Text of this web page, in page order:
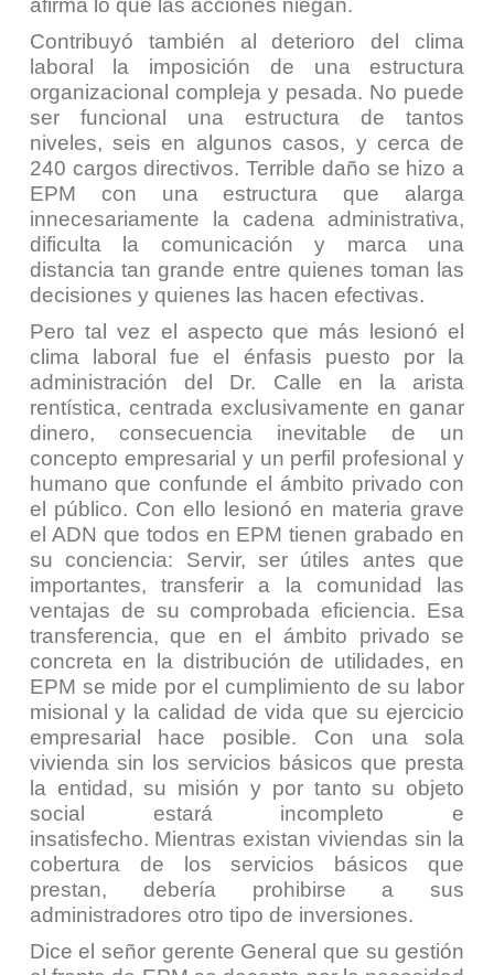
afirma lo que las acciones niegan.
Contribuyó también al deterioro del clima
laboral la imposición de una estructura
organizacional compleja y pesada. No puede
ser funcional una estructura de tantos
niveles, seis en algunos casos, y cerca de
240 cargos directivos. Terrible daño se hizo a
EPM con una estructura que alarga
innecesariamente la cadena administrativa,
dificulta la comunicación y marca una
distancia tan grande entre quienes toman las
decisiones y quienes las hacen efectivas.
Pero tal vez el aspecto que más lesionó el
clima laboral fue el énfasis puesto por la
administración del Dr. Calle en la arista
rentística, centrada exclusivamente en ganar
dinero, consecuencia inevitable de un
concepto empresarial y un perfil profesional y
humano que confunde el ámbito privado con
el público. Con ello lesionó en materia grave
el ADN que todos en EPM tienen grabado en
su conciencia: Servir, ser útiles antes que
importantes, transferir a la comunidad las
ventajas de su comprobada eficiencia. Esa
transferencia, que en el ámbito privado se
concreta en la distribución de utilidades, en
EPM se mide por el cumplimiento de su labor
misional y la calidad de vida que su ejercicio
empresarial hace posible. Con una sola
vivienda sin los servicios básicos que presta
la entidad, su misión y por tanto su objeto
social estará incompleto e
insatisfecho. Mientras existan viviendas sin la
cobertura de los servicios básicos que
prestan, debería prohibirse a sus
administradores otro tipo de inversiones.
Dice el señor gerente General que su gestión